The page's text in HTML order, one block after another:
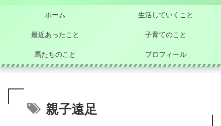
ホーム 生活していくこと
最近あったこと 子育てのこと
馬たちのこと プロフィール
親子遠足